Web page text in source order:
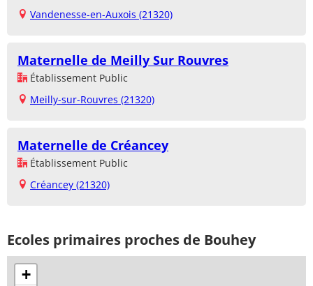
Vandenesse-en-Auxois (21320)
Maternelle de Meilly Sur Rouvres
Établissement Public
Meilly-sur-Rouvres (21320)
Maternelle de Créancey
Établissement Public
Créancey (21320)
Ecoles primaires proches de Bouhey
+